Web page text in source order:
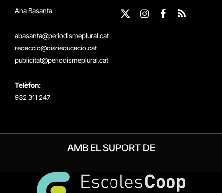
Ana Basanta
abasanta@periodismeplural.cat
redaccio@diarieducacio.cat
publicitat@periodismeplural.cat
Telèfon:
932 311 247
X
InstagramFacebook
RSS
AMB EL SUPORT DE